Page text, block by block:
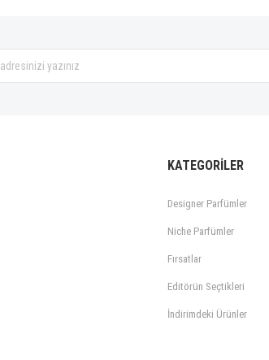
KATEGORİLER
Designer Parfümler
Niche Parfümler
Fırsatlar
Editörün Seçtikleri
İndirimdeki Ürünler